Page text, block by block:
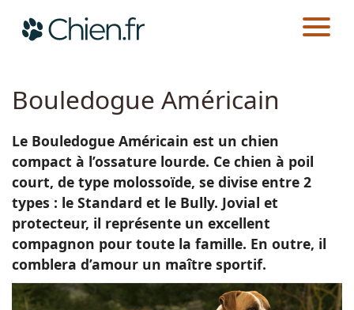
Guides
CHIEN.FR RACES
Bouledogue Américain
Le Bouledogue Américain est un chien
compact à l’ossature lourde. Ce chien à poil
court, de type molossoïde, se divise entre 2
types : le Standard et le Bully. Jovial et
protecteur, il représente un excellent
compagnon pour toute la famille. En outre, il
comblera d’amour un maître sportif.